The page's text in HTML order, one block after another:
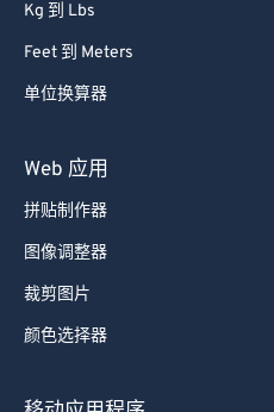
Kg 到 Lbs
Feet 到 Meters
单位换算器
Web 应用
拼贴制作器
图像调整器
裁剪图片
颜色选择器